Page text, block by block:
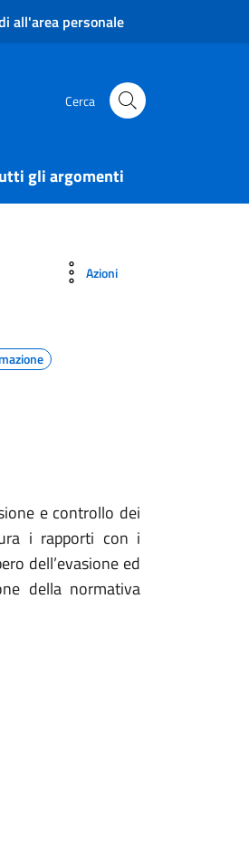
all'area personale
Cerca
gli argomenti
Azioni
e controllo dei
i rapporti con i
dell’evasione ed
della normativa